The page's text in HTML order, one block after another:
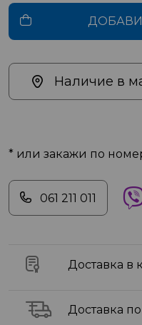
Наличие в
* или закажи по
061 211 011
Доставка в
Доставка